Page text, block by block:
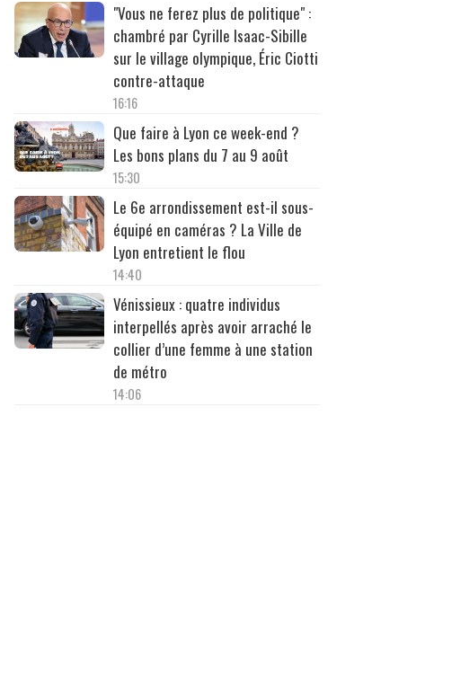
"Vous ne ferez plus de politique" :
chambré par Cyrille Isaac-Sibille
sur le village olympique, Éric Ciotti
contre-attaque
16:16
Que faire à Lyon ce week-end ?
Les bons plans du 7 au 9 août
15:30
Le 6e arrondissement est-il sous-
équipé en caméras ? La Ville de
Lyon entretient le flou
14:40
Vénissieux : quatre individus
interpellés après avoir arraché le
collier d’une femme à une station
de métro
14:06